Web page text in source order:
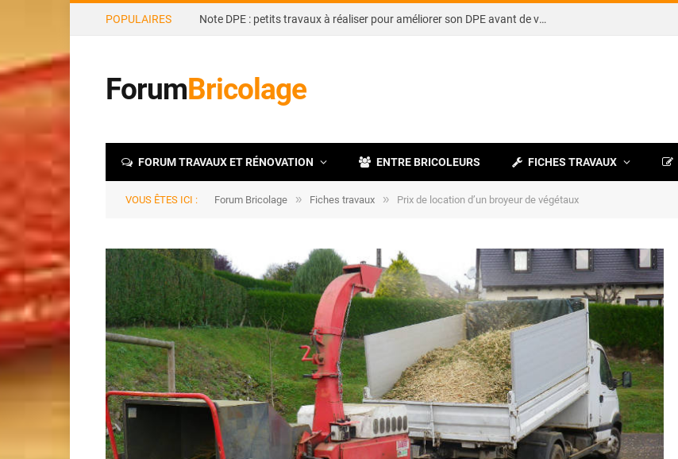
POPULAIRES Note DPE : petits travaux à réaliser pour améliorer son DPE avant de vendre
ForumBricolage
FORUM TRAVAUX ET RÉNOVATION ENTRE BRICOLEURS FICHES TRAVAUX
VOUS ÊTES ICI : Forum Bricolage » Fiches travaux » Prix de location d’un broyeur de végétaux